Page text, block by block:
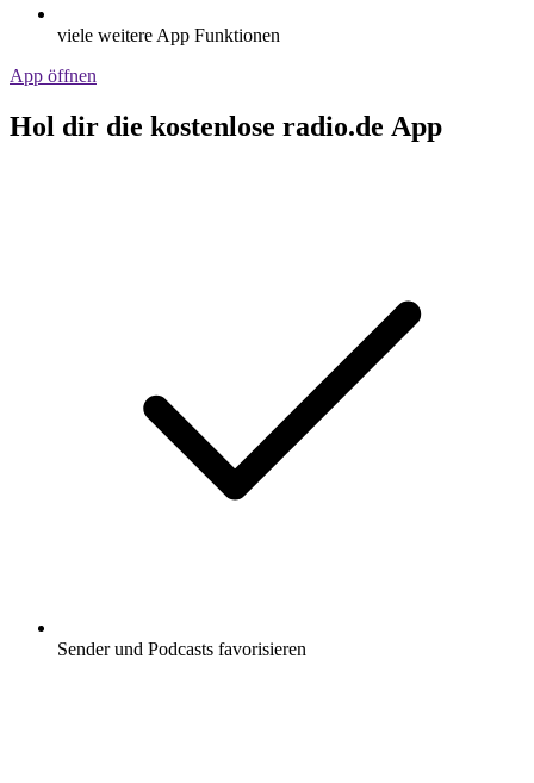
viele weitere App Funktionen
App öffnen
Hol dir die kostenlose radio.de App
Sender und Podcasts favorisieren